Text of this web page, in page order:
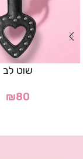
שוט לב
₪80